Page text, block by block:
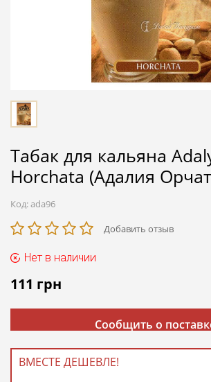
Табак для кальяна
Horchata (Адалия
Код:ada96
Добавить отзыв
Нет в наличии
111 грн
Сообщить о
ВМЕСТЕ ДЕШЕВЛЕ!